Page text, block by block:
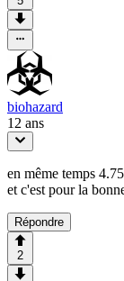
biohazard
12 ans
en même temps
et c'est pour la
Répondre
2